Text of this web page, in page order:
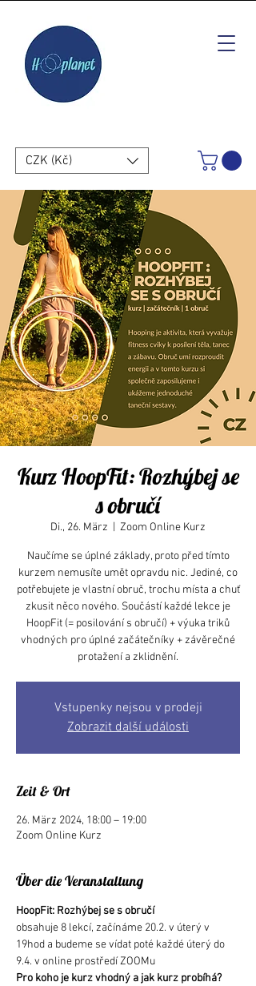
CZK (Kč)
Kurz HoopFit: Rozhýbej se
s obručí
Di., 26. März Zoom Online Kurz
Naučíme se úplné základy, proto před tímto
kurzem nemusíte umět opravdu nic. Jediné, co
potřebujete je vlastní obruč, trochu místa a chuť
zkusit něco nového. Součástí každé lekce je
HoopFit (= posilování s obručí) + výuka triků
vhodných pro úplné začátečníky + závěrečné
protažení a zklidnění.
Vstupenky nejsou v prodeji
Zobrazit další události
Zeit & Ort
26. März 2024, 18:00 – 19:00
Zoom Online Kurz
Über die Veranstaltung
HoopFit: Rozhýbej se s obručí
obsahuje 8 lekcí, začínáme 20.2. v úterý v
19hod a budeme se vídat poté každé úterý do
9.4. v online prostředí ZOOMu
Pro koho je kurz vhodný a jak kurz probíhá?